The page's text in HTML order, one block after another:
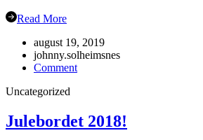
Read More
august 19, 2019
johnny.solheimsnes
Commenton
Uncategorized
Julebordet 2018!